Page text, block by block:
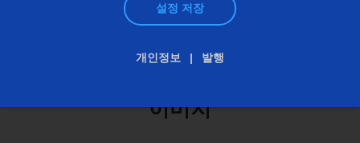
이미지
설정 저장
개인정보 발행